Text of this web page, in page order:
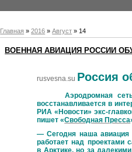
Главная »2016 » Август » 14
ВОЕННАЯ АВИАЦИЯ РОССИИ
rusvesna.su Россия
Аэродромная сеть
восстанавливается в
РИА «Новости» экс-
пишет «Свободная Пресса
— Сегодня наша авиация
работает над проектами